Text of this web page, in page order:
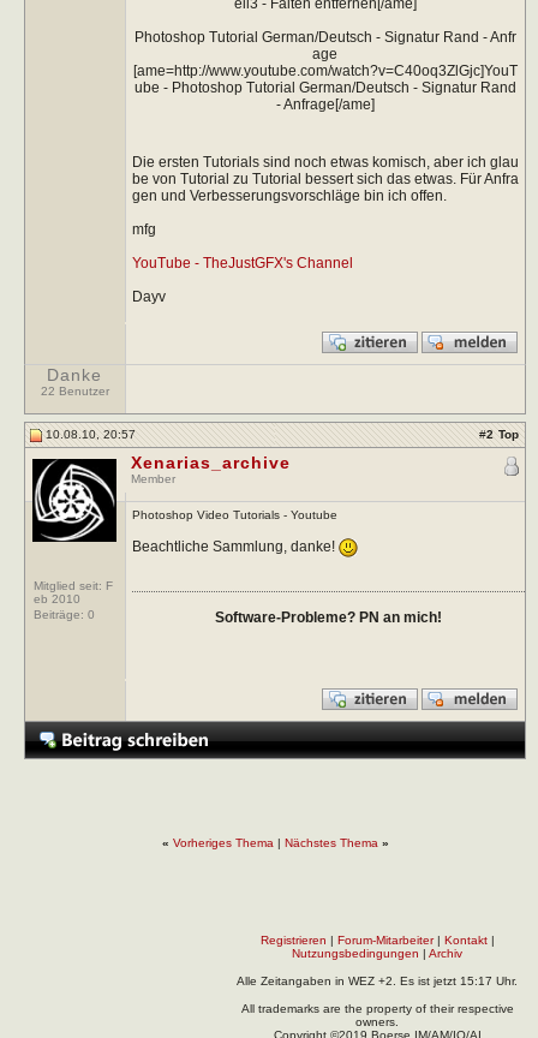
Photoshop Tutorial German/Deutsch - Signatur Rand - Anfr
age
[ame=http://www.youtube.com/watch?v=C40oq3ZlGjc]YouT
ube - Photoshop Tutorial German/Deutsch - Signatur Rand
- Anfrage[/ame]
Die ersten Tutorials sind noch etwas komisch, aber ich glau
be von Tutorial zu Tutorial bessert sich das etwas. Für Anfra
gen und Verbesserungsvorschläge bin ich offen.
mfg
YouTube - TheJustGFX's Channel
Dayv
Danke
22 Benutzer
10.08.10, 20:57 #2 Top
Mitglied seit: F
eb 2010
Beiträge: 0
Xenarias_archive
Member
Photoshop Video Tutorials - Youtube
Beachtliche Sammlung, danke!
Software-Probleme? PN an mich!
« Vorheriges Thema | Nächstes Thema »
Registrieren | Forum-Mitarbeiter| Kontakt|
Nutzungsbedingungen | Archiv
Alle Zeitangaben in WEZ +2. Es ist jetzt 15:17 Uhr.
All trademarks are the property of their respective
owners.
Copyright ©2019 Boerse.IM/AM/IO/AI